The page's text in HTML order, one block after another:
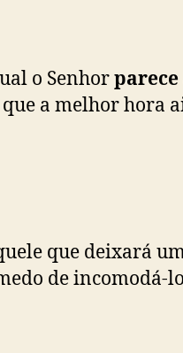
o Senhor
que a melhor hora
que deixará
de incomodá-